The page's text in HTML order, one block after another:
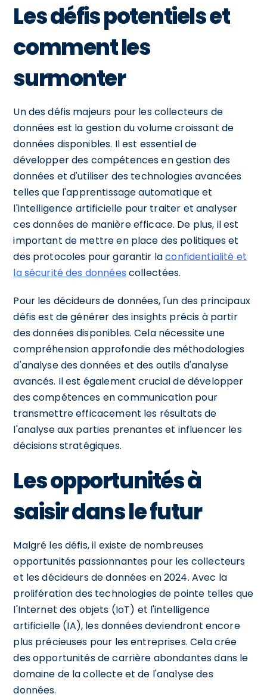
Les défis potentiels et
comment les
surmonter
Un des défis majeurs pour les collecteurs de
données est la gestion du volume croissant de
données disponibles. Il est essentiel de
développer des compétences en gestion des
données et d'utiliser des technologies avancées
telles que l'apprentissage automatique et
l'intelligence artificielle pour traiter et analyser
ces données de manière efficace. De plus, il est
important de mettre en place des politiques et
des protocoles pour garantir laconfidentialité et
la sécurité des données collectées.
Pour les décideurs de données, l'un des principaux
défis est de générer des insights précis à partir
des données disponibles. Cela nécessite une
compréhension approfondie des méthodologies
d'analyse des données et des outils d'analyse
avancés. Il est également crucial de développer
des compétences en communication pour
transmettre efficacement les résultats de
l'analyse aux parties prenantes et influencer les
décisions stratégiques.
Les opportunités à
saisir dans le futur
Malgré les défis, il existe de nombreuses
opportunités passionnantes pour les collecteurs
et les décideurs de données en 2024. Avec la
prolifération des technologies de pointe telles que
l'Internet des objets (IoT) et l'intelligence
artificielle (IA), les données deviendront encore
plus précieuses pour les entreprises. Cela crée
des opportunités de carrière abondantes dans le
domaine de la collecte et de l'analyse des
données.